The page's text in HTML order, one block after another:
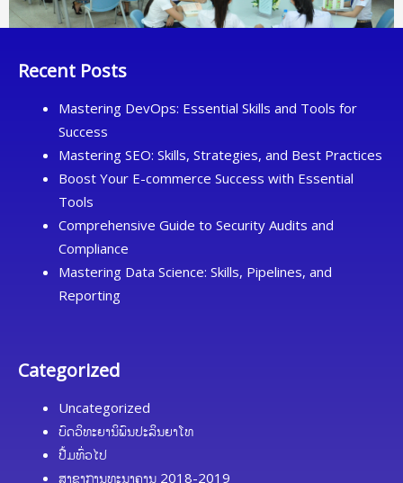
Recent Posts
Mastering DevOps: Essential Skills and Tools for
Success
Mastering SEO: Skills, Strategies, and Best Practices
Boost Your E-commerce Success with Essential
Tools
Comprehensive Guide to Security Audits and
Compliance
Mastering Data Science: Skills, Pipelines, and
Reporting
Categorized
Uncategorized
ບົດວິທະຍານິພົນປະລິນຍາໂທ
ປື້ມທົ່ວໄປ
ສາຂາການທະນາຄານ 2018-2019